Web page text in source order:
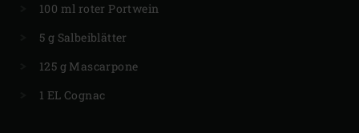
100 ml roter Portwein
5 g Salbeiblätter
125 g Mascarpone
1 EL Cognac